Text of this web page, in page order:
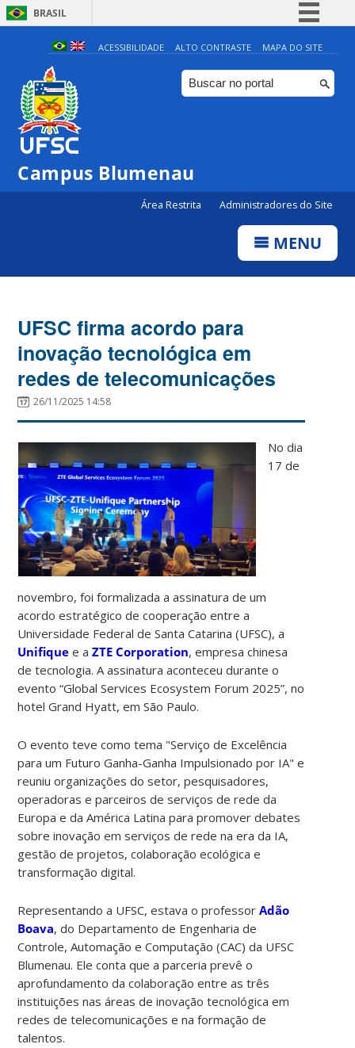
BRASIL
Simplifique!
Comunica BR
Participe
ACESSIBILIDADE ALTO CONTRASTE MAPA DO SITE
Campus Blumenau
Área Restrita Administradores do Site
MENU
UFSC firma acordo para
inovação tecnológica em
redes de telecomunicações
26/11/2025 14:58
No dia
17 de
novembro, foi formalizada a assinatura de um
acordo estratégico de cooperação entre a
Universidade Federal de Santa Catarina (UFSC), a
Unifique e aZTE Corporation, empresa chinesa
de tecnologia. A assinatura aconteceu durante o
evento “Global Services Ecosystem Forum 2025”, no
hotel Grand Hyatt, em São Paulo.
O evento teve como tema "Serviço de Excelência
para um Futuro Ganha-Ganha Impulsionado por IA" e
reuniu organizações do setor, pesquisadores,
operadoras e parceiros de serviços de rede da
Europa e da América Latina para promover debates
sobre inovação em serviços de rede na era da IA,
gestão de projetos, colaboração ecológica e
transformação digital.
Representando a UFSC, estava o professorAdão
Boava, do Departamento de Engenharia de
Controle, Automação e Computação (CAC) da UFSC
Blumenau. Ele conta que a parceria prevê o
aprofundamento da colaboração entre as três
instituições nas áreas de inovação tecnológica em
redes de telecomunicações e na formação de
talentos.